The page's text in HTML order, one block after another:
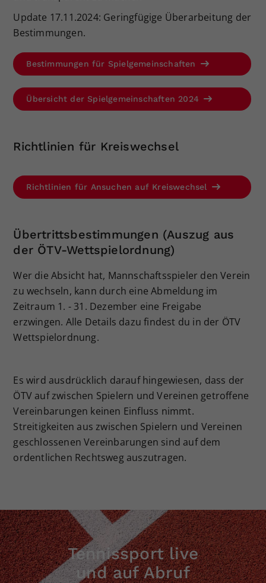
Update 17.11.2024: Geringfügige Überarbeitung der
Bestimmungen.
Bestimmungen für Spielgemeinschaften
Übersicht der Spielgemeinschaften 2024
Richtlinien für Kreiswechsel
Richtlinien für Ansuchen auf Kreiswechsel
Übertrittsbestimmungen (Auszug aus
der ÖTV-Wettspielordnung)
Wer die Absicht hat, Mannschaftsspieler den Verein
zu wechseln, kann durch eine Abmeldung im
Zeitraum 1. - 31. Dezember eine Freigabe
erzwingen. Alle Details dazu findest du in der ÖTV
Wettspielordnung.
Es wird ausdrücklich darauf hingewiesen, dass der
ÖTV auf zwischen Spielern und Vereinen getroffene
Vereinbarungen keinen Einfluss nimmt.
Streitigkeiten aus zwischen Spielern und Vereinen
geschlossenen Vereinbarungen sind auf dem
ordentlichen Rechtsweg auszutragen.
Tennissport live
und auf Abruf
Zweck
Dieser Wert speichert Ihre Consent-
historische Speicherung Ihrer
vorgenommen Einstellungen, falls der